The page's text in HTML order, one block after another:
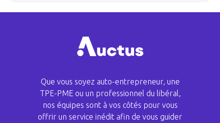
Que vous soyez auto-entrepreneur, une
TPE-PME ou un professionnel du libéral,
nos équipes sont à vos côtés pour vous
offrir un service inédit afin de vous guider